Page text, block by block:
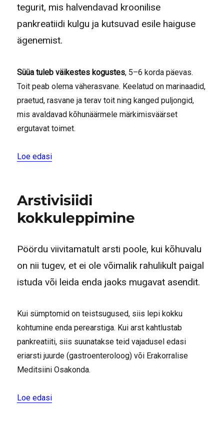
tegurit, mis halvendavad kroonilise
pankreatiidi kulgu ja kutsuvad esile haiguse
ägenemist.
Süüa tuleb väikestes kogustes, 5–6 korda päevas.
Toit peab olema väherasvane. Keelatud on marinaadid,
praetud, rasvane ja terav toit ning kanged puljongid,
mis avaldavad kõhunäärmele märkimisväärset
ergutavat toimet.
Loe edasi“Kuidas kroonilist pankreatiiti ravitakse?”
Arstivisiidi
kokkuleppimine
Pöördu viivitamatult arsti poole, kui kõhuvalu
on nii tugev, et ei ole võimalik rahulikult paigal
istuda või leida enda jaoks mugavat asendit.
Kui sümptomid on teistsugused, siis lepi kokku
kohtumine enda perearstiga. Kui arst kahtlustab
pankreatiiti, siis suunatakse teid vajadusel edasi
eriarsti juurde (gastroenteroloog) või Erakorralise
Meditsiini Osakonda.
Loe edasi“Arstivisiidi kokkuleppimine”